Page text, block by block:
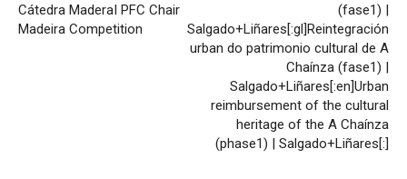
Cátedra MaderaI PFC Chair
Madeira Competition
(fase1) |
Salgado+Liñares[:gl]Reintegración
urban do patrimonio cultural de A
Chaínza (fase1) |
Salgado+Liñares[:en]Urban
reimbursement of the cultural
heritage of the A Chaínza
(phase1) | Salgado+Liñares[:]